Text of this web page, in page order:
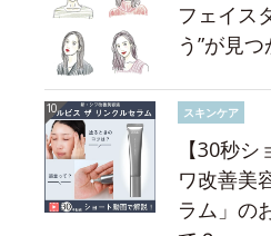
フェイス
う”が見
スキンケア
【30秒
ワ改善美
ラム」の